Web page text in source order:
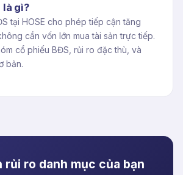
là gì?
tại HOSE cho phép tiếp cận tăng
cần vốn lớn mua tài sản trực tiếp.
cổ phiếu BĐS, rủi ro đặc thù, và
bản.
rủi ro danh mục của bạn